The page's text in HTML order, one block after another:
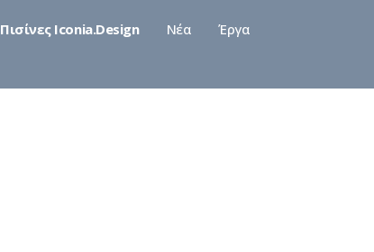
Πισίνες Iconia.Design Νέα Έργα